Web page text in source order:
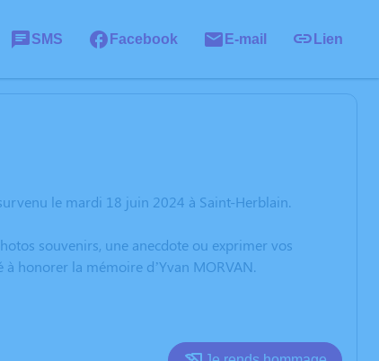
SMS Facebook E-mail Lien
le mardi 18 juin 2024 à Saint-Herblain.
souvenirs, une anecdote ou exprimer vos
honorer la mémoire d’Yvan MORVAN.